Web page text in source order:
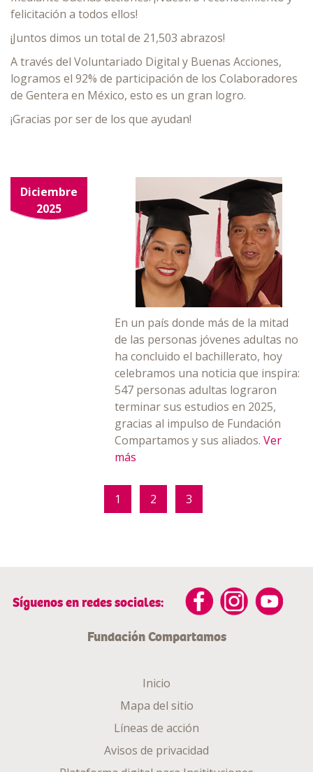
felicitación a todos ellos!
¡Juntos dimos un total de 21,503 abrazos!
A través del Voluntariado Digital y Buenas Acciones,
logramos el 92% de participación de los Colaboradores
de Gentera en México, esto es un gran logro.
¡Gracias por ser de los que ayudan!
Diciembre
2025
En un país donde más de la mitad
de las personas jóvenes adultas no
ha concluido el bachillerato, hoy
celebramos una noticia que inspira:
547 personas adultas lograron
terminar sus estudios en 2025,
gracias al impulso de Fundación
Compartamos y sus aliados.Ver
más
1 2 3
Síguenos en redes sociales:
Fundación Compartamos
Inicio
Mapa del sitio
Líneas de acción
Avisos de privacidad